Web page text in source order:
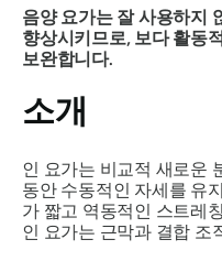
음양 요가는 잘 사용하지
향상시키므로, 보다 활동
보완합니다.
소개
인 요가는 비교적 새로운
동안 수동적인 자세를 유
가 짧고 역동적인 스트레
인 요가는 근막과 결합 조